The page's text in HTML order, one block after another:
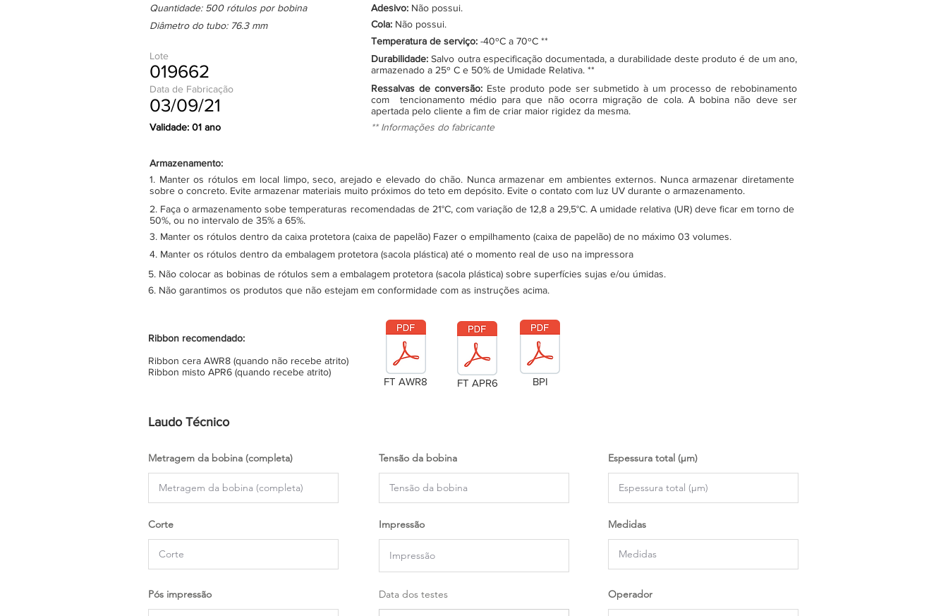
Quantidade: 500 rótulos por bobina
Adesivo: Não possui.
Diâmetro do tubo: 76.3 mm
Cola: Não possui.
Temperatura de serviço: -40ºC a 70ºC **
Lote
019662
Data de Fabricação
03/09/21
Durabilidade:Salvo outra especificação documentada, a durabilidade deste produto é de um ano,
armazenado a 25º C e 50% de Umidade Relativa. **
Ressalvas de conversão: Este produto pode ser submetido à um processo de rebobinamento
com tencionamento médio para que não ocorra migração de cola. A bobina não deve ser
apertada pelo cliente a fim de criar maior rigidez da mesma.
Validade: 01 ano
** Informações do fabricante
Armazenamento:
1. Manter os rótulos em local limpo, seco, arejado e elevado do chão. Nunca armazenar em ambientes externos. Nunca armazenar diretamente
sobre o concreto. Evite armazenar materiais muito próximos do teto em depósito. Evite o contato com luz UV durante o armazenamento.
2. Faça o armazenamento sobe temperaturas recomendadas de 21°C, com variação de 12,8 a 29,5°C. A umidade relativa (UR) deve ficar em torno de
50%, ou no intervalo de 35% a 65%.
3. Manter os rótulos dentro da caixa protetora (caixa de papelão) Fazer o empilhamento (caixa de papelão) de no máximo 03 volumes.
4. Manter os rótulos dentro da embalagem protetora (sacola plástica) até o momento real de uso na impressora
5. Não colocar as bobinas de rótulos sem a embalagem protetora (sacola plástica) sobre superfícies sujas e/ou úmidas.
6. Não garantimos os produtos que não estejam em conformidade com as instruções acima.
Ribbon recomendado:
Ribbon cera AWR8 (quando não recebe atrito)
Ribbon misto APR6 (quando recebe atrito)
FT AWR8 FT APR6 BPI
Laudo Técnico
Metragem da bobina (completa)
Corte
Pós impressão
Tensão da bobina
Impressão
Data dos testes
Espessura total (µm)
Medidas
Operador